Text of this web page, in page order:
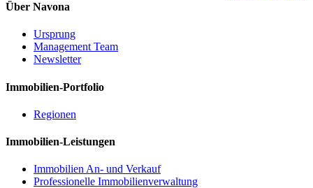
Über Navona
Ursprung
Management Team
Newsletter
Immobilien-Portfolio
Regionen
Immobilien-Leistungen
Immobilien An- und Verkauf
Professionelle Immobilienverwaltung